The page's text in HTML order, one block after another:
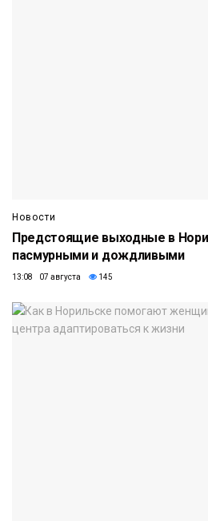
Новости
Предстоящие выходные в
пасмурными и дождливыми
13:08 07 августа 145